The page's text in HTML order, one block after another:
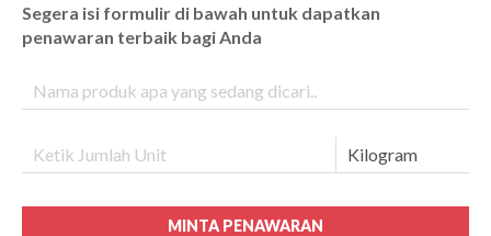
Segera isi formulir di bawah untuk dapatkan
penawaran terbaik bagi Anda
MINTA PENAWARAN